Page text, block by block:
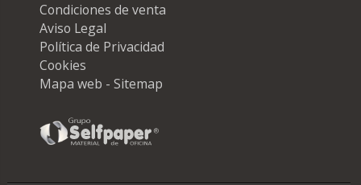
Condiciones de venta
Aviso Legal
Política de Privacidad
Cookies
Mapa web - Sitemap